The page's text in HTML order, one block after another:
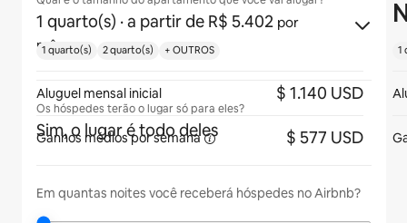
1 quarto(s) · a partir de R$ 5.402 por
mês
Os hóspedes terão o lugar só para eles?
Sim, o lugar é todo deles
Em quantas noites você receberá hóspedes no Airbnb?
1 quarto(s) 2 quarto(s) + OUTROS
Aluguel mensal inicial $ 1.140 USD
Ganhos médiospor semana $ 577 USD
1